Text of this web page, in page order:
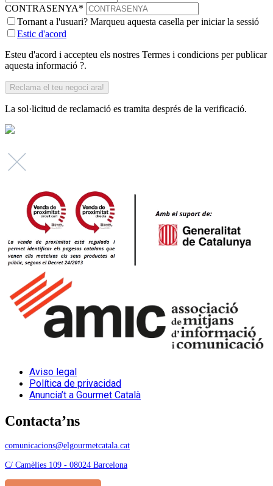
CONTRASENYA*
Tornant a l'usuari? Marqueu aquesta casella per iniciar la sessió
Estic d'acord
Esteu d'acord i accepteu els nostres Termes i condicions per publicar
aquesta informació ?.
La sol·licitud de reclamació es tramita després de la verificació.
Aviso legal
Política de privacidad
Anuncia’t a Gourmet Català
Contacta’ns
comunicacions@elgourmetcatala.cat
C/ Camèlies 109 - 08024 Barcelona